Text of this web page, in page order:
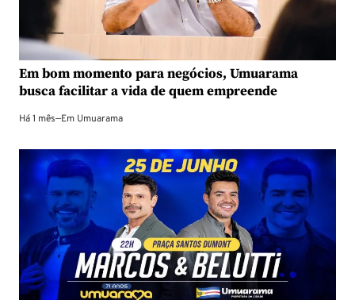
Em bom momento para negócios, Umuarama
busca facilitar a vida de quem empreende
Há 1 mês—Em Umuarama